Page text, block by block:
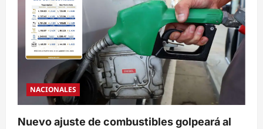
NACIONALES
Nuevo ajuste de combustibles golpeará al